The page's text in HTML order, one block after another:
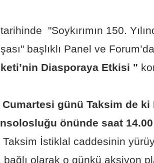
"Soykırımın 150.
başlıklı Panel ve
Diasporaya Etkisi "
Cumartesi günü Taksim de
önünde saat 14.00
Taksim İstiklal caddesinin
bağlı olarak o günkü aksiyon